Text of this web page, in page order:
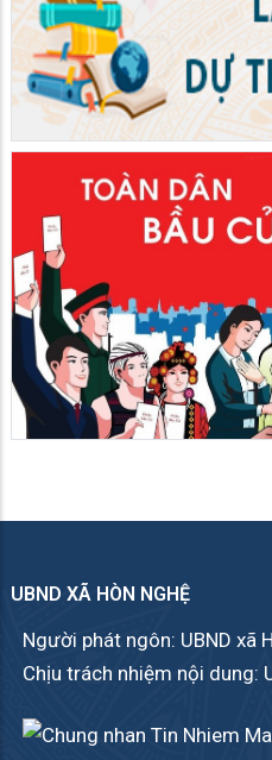
UBND XÃ HÒN NGHỆ
Người phát ngôn: UBND xã
Chịu trách nhiệm nội dung: